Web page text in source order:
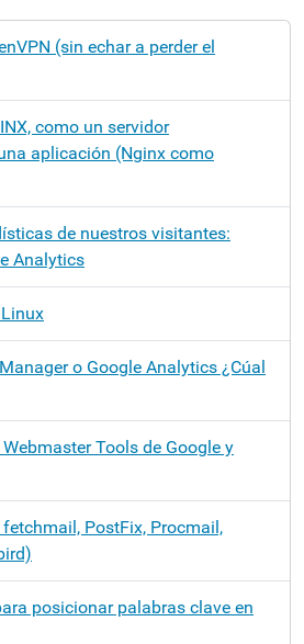
(sin echar a perder el
como un servidor
aplicación (Nginx como
de nuestros visitantes:
Analytics
o Google Analytics ¿Cúal
Tools de Google y
PostFix, Procmail,
posicionar palabras clave en